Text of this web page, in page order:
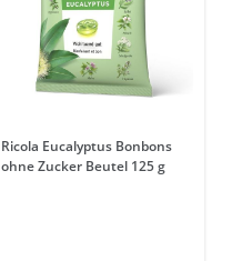
Ricola Eucalyptus Bonbons
ohne Zucker Beutel 125 g